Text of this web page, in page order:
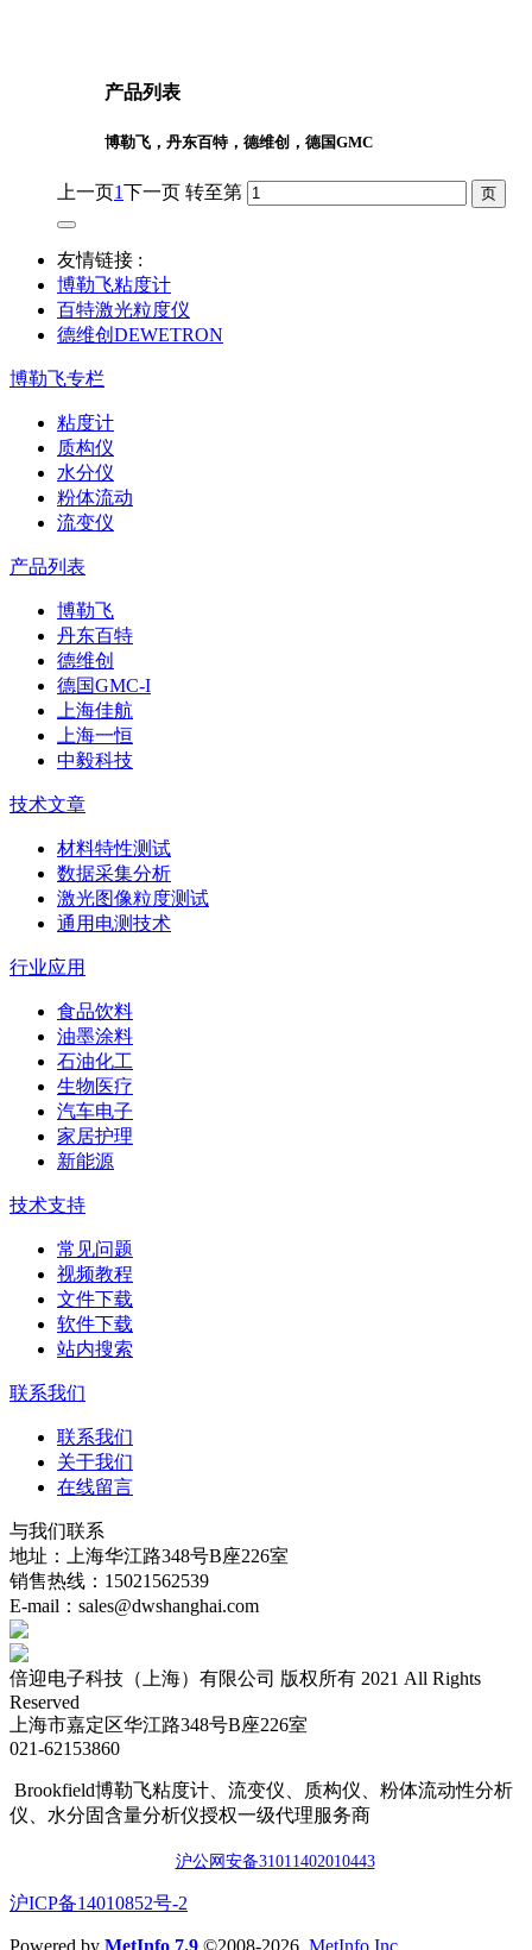
产品列表
博勒飞，丹东百特，德维创，德国GMC
上一页1下一页 转至第
友情链接 :
博勒飞粘度计
百特激光粒度仪
德维创DEWETRON
博勒飞专栏
粘度计
质构仪
水分仪
粉体流动
流变仪
产品列表
博勒飞
丹东百特
德维创
德国GMC-I
上海佳航
上海一恒
中毅科技
技术文章
材料特性测试
数据采集分析
激光图像粒度测试
通用电测技术
行业应用
食品饮料
油墨涂料
石油化工
生物医疗
汽车电子
家居护理
新能源
技术支持
常见问题
视频教程
文件下载
软件下载
站内搜索
联系我们
联系我们
关于我们
在线留言
与我们联系
地址：上海华江路348号B座226室
销售热线：15021562539
E-mail：sales@dwshanghai.com
倍迎电子科技（上海）有限公司 版权所有 2021 All Rights
Reserved
上海市嘉定区华江路348号B座226室
021-62153860
Brookfield博勒飞粘度计、流变仪、质构仪、粉体流动性分析
仪、水分固含量分析仪授权一级代理服务商
沪公网安备31011402010443
​沪ICP备14010852号-2